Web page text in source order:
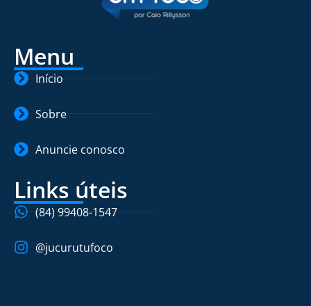
Menu
Início
Sobre
Anuncie conosco
Links úteis
(84) 99408-1547
@jucurutufoco